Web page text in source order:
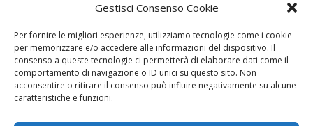
Gestisci Consenso Cookie
Per fornire le migliori esperienze, utilizziamo tecnologie come i cookie
per memorizzare e/o accedere alle informazioni del dispositivo. Il
consenso a queste tecnologie ci permetterà di elaborare dati come il
comportamento di navigazione o ID unici su questo sito. Non
acconsentire o ritirare il consenso può influire negativamente su alcune
caratteristiche e funzioni.
Vaccini SOS Pediatra